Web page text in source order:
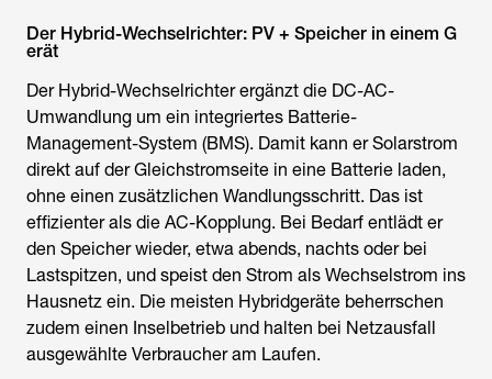
Der Hybrid-Wechselrichter: PV + Speicher in einem G
erät
Der Hybrid-Wechselrichter ergänzt die DC-AC-
Umwandlung um ein integriertes Batterie-
Management-System (BMS). Damit kann er Solarstrom
direkt auf der Gleichstromseite in eine Batterie laden,
ohne einen zusätzlichen Wandlungsschritt. Das ist
effizienter als die AC-Kopplung. Bei Bedarf entlädt er
den Speicher wieder, etwa abends, nachts oder bei
Lastspitzen, und speist den Strom als Wechselstrom ins
Hausnetz ein. Die meisten Hybridgeräte beherrschen
zudem einen Inselbetrieb und halten bei Netzausfall
ausgewählte Verbraucher am Laufen.